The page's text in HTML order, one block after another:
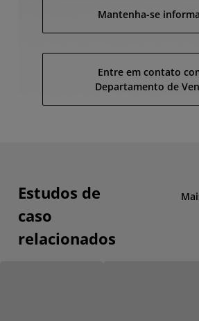
Mantenha-se
Entre em contato
Departamento de
Estudos de
caso
relacionados